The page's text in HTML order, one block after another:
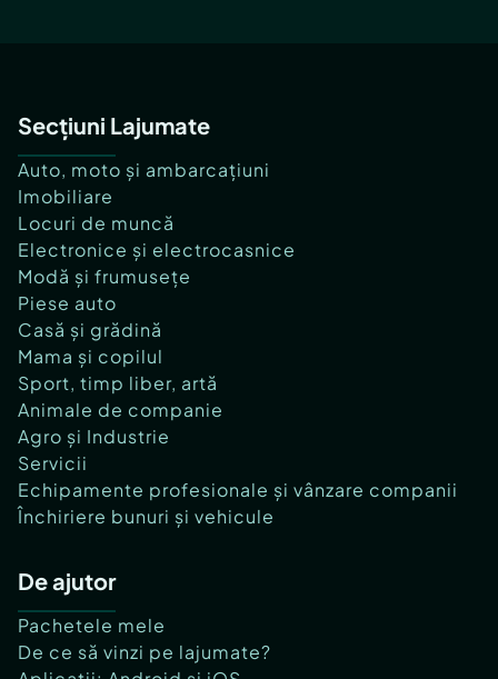
Secțiuni Lajumate
Auto, moto și ambarcațiuni
Imobiliare
Locuri de muncă
Electronice și electrocasnice
Modă și frumusețe
Piese auto
Casă și grădină
Mama și copilul
Sport, timp liber, artă
Animale de companie
Agro și Industrie
Servicii
Echipamente profesionale și vânzare companii
Închiriere bunuri și vehicule
De ajutor
Pachetele mele
De ce să vinzi pe lajumate?